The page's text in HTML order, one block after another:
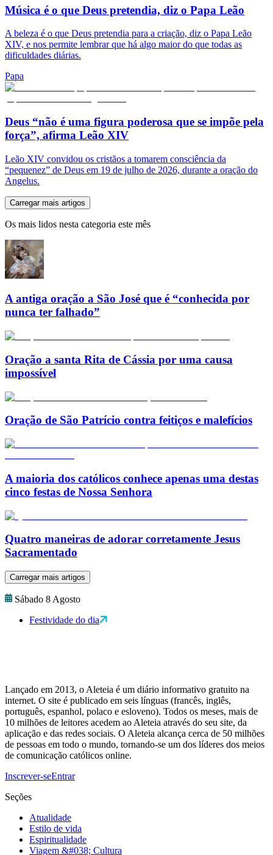
Música é o que Deus pretendia, diz o Papa Leão
A beleza é o que Deus pretendia para a criação, diz o Papa Leão
XIV, e nos permite lembrar que há algo maior do que todas as
dificuldades diárias.
Papa
Deus “não é uma figura poderosa que se impõe pela
força”, afirma Leão XIV
Leão XIV convidou os cristãos a tomarem consciência da
“pequenez” de Deus em 19 de julho de 2026, durante a oração do
Angelus.
Carregar mais artigos
Os mais lidos nesta categoria este mês
A antiga oração a São José que é “conhecida por
nunca ter falhado”
Oração a santa Rita de Cássia por uma causa
impossível
Oração de São Patrício contra feitiços e malefícios
A maioria dos católicos conhece apenas uma destas
cinco festas de Nossa Senhora
Quatro maneiras de adorar corretamente Jesus
Sacramentado
Carregar mais artigos
Sábado 8 Agosto
Festividade do dia
Lançado em 2013, o Aleteia é um diário informativo gratuito na
internet. O site é publicado em seis línguas (francês, inglês,
português, espanhol, polaco e esloveno). Todos os meses, mais de
10 milhões de leitores acedem ao Aleteia através do seu site, da
aplicação e das redes sociais. O Aleteia alcança cerca de 50 milhões
de pessoas em todo o mundo, tornando-se um dos líderes dos meios
de comunicação católicos online.
Inscrever-seEntrar
Seções
Atualidade
Estilo de vida
Espiritualidade
Viagem &#038; Cultura